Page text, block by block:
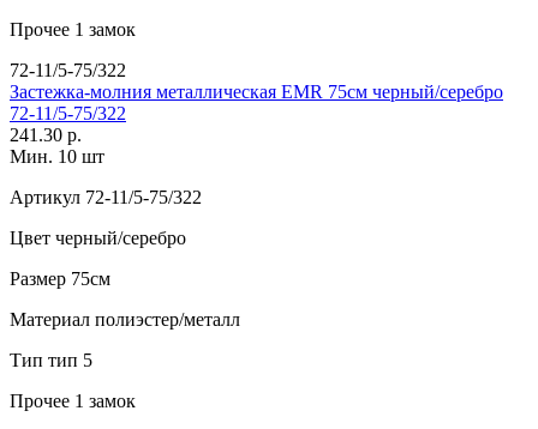
Прочее 1 замок
72-11/5-75/322
Застежка-молния металлическая EMR 75см черный/серебро
72-11/5-75/322
241.30 р.
Мин. 10 шт
Артикул 72-11/5-75/322
Цвет черный/серебро
Размер 75см
Материал полиэстер/металл
Тип тип 5
Прочее 1 замок